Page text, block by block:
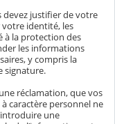
devez justifier de votre
identité, les
à la protection des
les informations
y compris la
signature.
réclamation, que vos
caractère personnel ne
une